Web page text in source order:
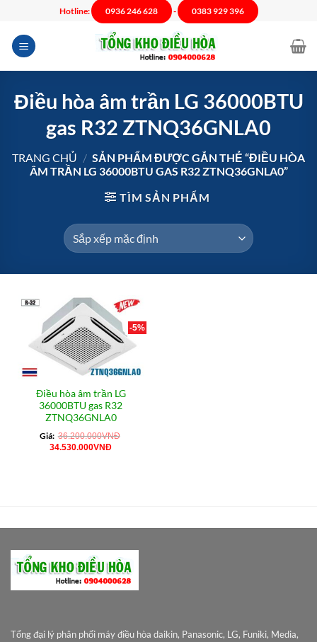
nội
dung
Hotline: 0936 246 628 - 0383 929 396
Điều hòa âm trần LG 36000BTU
gas R32 ZTNQ36GNLA0
TRANG CHỦ / SẢN PHẨM ĐƯỢC GẮN THẺ “ĐIỀU HÒA
ÂM TRẦN LG 36000BTU GAS R32 ZTNQ36GNLA0”
TÌM SẢN PHẨM
-5%
Điều hòa âm trần LG
36000BTU gas R32
ZTNQ36GNLA0
Giá: 36.200.000VNĐ
Giá
34.530.000VNĐGiá
Tổng đại lý phân phối máy điều hòa daikin, Panasonic, LG, Funiki, Media,